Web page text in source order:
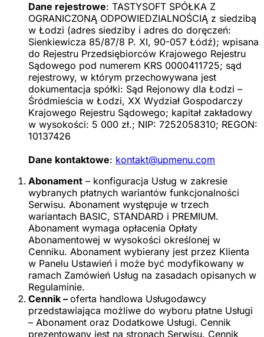
Dane rejestrowe: TASTYSOFT SPÓŁKA Z
OGRANICZONĄ ODPOWIEDZIALNOŚCIĄ z siedzibą
w Łodzi (adres siedziby i adres do doręczeń:
Sienkiewicza 85/87/8 P. XI, 90-057 Łódź); wpisana
do Rejestru Przedsiębiorców Krajowego Rejestru
Sądowego pod numerem KRS 0000411725; sąd
rejestrowy, w którym przechowywana jest
dokumentacja spółki: Sąd Rejonowy dla Łodzi –
Śródmieścia w Łodzi, XX Wydział Gospodarczy
Krajowego Rejestru Sądowego; kapitał zakładowy
w wysokości: 5 000 zł.; NIP: 7252058310; REGON:
10137426
Dane kontaktowe: kontakt@upmenu.com
Abonament – konfiguracja Usług w zakresie
wybranych płatnych wariantów funkcjonalności
Serwisu. Abonament występuje w trzech
wariantach BASIC, STANDARD i PREMIUM.
Abonament wymaga opłacenia Opłaty
Abonamentowej w wysokości określonej w
Cenniku. Abonament wybierany jest przez Klienta
w Panelu Ustawień i może być modyfikowany w
ramach Zamówień Usług na zasadach opisanych w
Regulaminie.
Cennik – oferta handlowa Usługodawcy
przedstawiająca możliwe do wyboru płatne Usługi
– Abonament oraz Dodatkowe Usługi. Cennik
prezentowany jest na stronach Serwisu. Cennik